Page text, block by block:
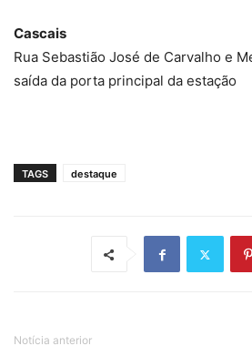
Cascais
Rua Sebastião José de Carvalho e
saída da porta principal da estação
TAGS destaque
Notícia anterior